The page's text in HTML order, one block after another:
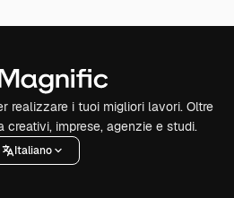
realizzare i tuoi migliori lavori. Oltre
creativi, imprese, agenzie e studi.
Italiano